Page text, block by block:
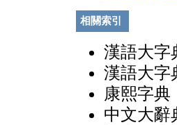
相關索引
漢語大字
漢語大字
康熙字典
中文大辭